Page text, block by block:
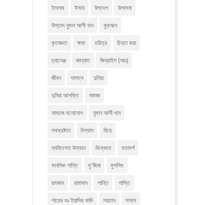
ইসলাম ঈমান উপদেশ উপাসনা
উস্তাদ নুমান আলী খান কুরআন
কৃতজ্ঞতা ক্ষমা চরিত্র চিন্তা করা
চ্যালেঞ্জ জান্নাত জিব্রাইল (আঃ)
জীবন দাসত্ব দুনিয়া
দুনিয়া আসক্তি নামাজ
নামাজে মনোযোগ নুমান আলী খান
পথভ্রষ্টতা বিশ্বাস বিয়ে
ব্যক্তিগত উন্নয়ন ভিন্নমত মতাদর্শ
মানসিক শান্তি মু'জিযা মুসলিম
রমজান রামাদান শান্তি শাস্তি
শায়েখ ডঃ ইয়াসির কাদি শয়তান সম্মান